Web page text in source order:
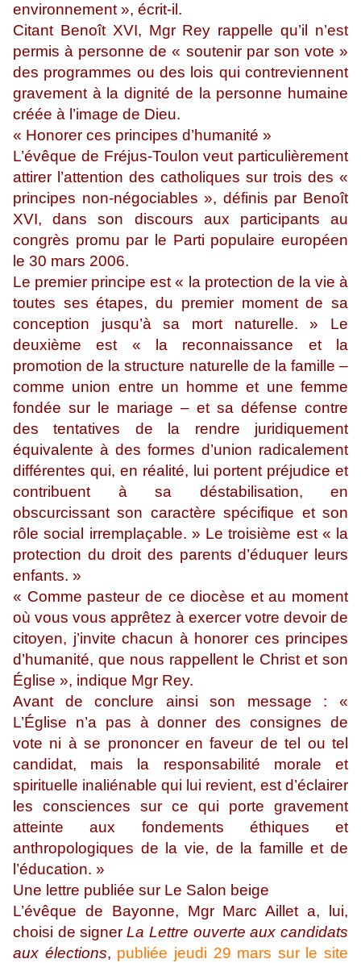
environnement », écrit-il.
Citant Benoît XVI, Mgr Rey rappelle qu’il n’est
permis à personne de « soutenir par son vote »
des programmes ou des lois qui contreviennent
gravement à la dignité de la personne humaine
créée à l’image de Dieu.
« Honorer ces principes d’humanité »
L’évêque de Fréjus-Toulon veut particulièrement
attirer l’attention des catholiques sur trois des «
principes non-négociables », définis par Benoît
XVI, dans son discours aux participants au
congrès promu par le Parti populaire européen
le 30 mars 2006.
Le premier principe est « la protection de la vie à
toutes ses étapes, du premier moment de sa
conception jusqu’à sa mort naturelle. » Le
deuxième est « la reconnaissance et la
promotion de la structure naturelle de la famille –
comme union entre un homme et une femme
fondée sur le mariage – et sa défense contre
des tentatives de la rendre juridiquement
équivalente à des formes d’union radicalement
différentes qui, en réalité, lui portent préjudice et
contribuent à sa déstabilisation, en
obscurcissant son caractère spécifique et son
rôle social irremplaçable. » Le troisième est « la
protection du droit des parents d’éduquer leurs
enfants. »
« Comme pasteur de ce diocèse et au moment
où vous vous apprêtez à exercer votre devoir de
citoyen, j’invite chacun à honorer ces principes
d’humanité, que nous rappellent le Christ et son
Église », indique Mgr Rey.
Avant de conclure ainsi son message : «
L’Église n’a pas à donner des consignes de
vote ni à se prononcer en faveur de tel ou tel
candidat, mais la responsabilité morale et
spirituelle inaliénable qui lui revient, est d’éclairer
les consciences sur ce qui porte gravement
atteinte aux fondements éthiques et
anthropologiques de la vie, de la famille et de
l’éducation. »
Une lettre publiée sur Le Salon beige
L’évêque de Bayonne, Mgr Marc Aillet a, lui,
choisi de signer La Lettre ouverte aux candidats
aux élections, publiée jeudi 29 mars sur le site